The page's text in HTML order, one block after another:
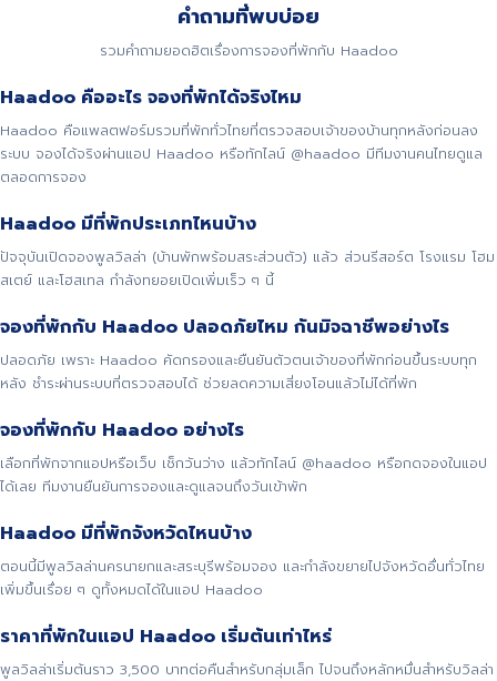
คำถามที่พบบ่อย
รวมคำถามยอดฮิตเรื่องการจองที่พักกับ Haadoo
Haadoo คืออะไร จองที่พักได้จริงไหม
Haadoo คือแพลตฟอร์มรวมที่พักทั่วไทยที่ตรวจสอบเจ้าของบ้านทุกหลังก่อนลง
ระบบ จองได้จริงผ่านแอป Haadoo หรือทักไลน์ @haadoo มีทีมงานคนไทยดูแล
ตลอดการจอง
Haadoo มีที่พักประเภทไหนบ้าง
ปัจจุบันเปิดจองพูลวิลล่า (บ้านพักพร้อมสระส่วนตัว) แล้ว ส่วนรีสอร์ต โรงแรม โฮม
สเตย์ และโฮสเทล กำลังทยอยเปิดเพิ่มเร็ว ๆ นี้
จองที่พักกับ Haadoo ปลอดภัยไหม กันมิจฉาชีพอย่างไร
ปลอดภัย เพราะ Haadoo คัดกรองและยืนยันตัวตนเจ้าของที่พักก่อนขึ้นระบบทุก
หลัง ชำระผ่านระบบที่ตรวจสอบได้ ช่วยลดความเสี่ยงโอนแล้วไม่ได้ที่พัก
จองที่พักกับ Haadoo อย่างไร
เลือกที่พักจากแอปหรือเว็บ เช็กวันว่าง แล้วทักไลน์ @haadoo หรือกดจองในแอป
ได้เลย ทีมงานยืนยันการจองและดูแลจนถึงวันเข้าพัก
Haadoo มีที่พักจังหวัดไหนบ้าง
ตอนนี้มีพูลวิลล่านครนายกและสระบุรีพร้อมจอง และกำลังขยายไปจังหวัดอื่นทั่วไทย
เพิ่มขึ้นเรื่อย ๆ ดูทั้งหมดได้ในแอป Haadoo
ราคาที่พักในแอป Haadoo เริ่มต้นเท่าไหร่
พูลวิลล่าเริ่มต้นราว 3,500 บาทต่อคืนสำหรับกลุ่มเล็ก ไปจนถึงหลักหมื่นสำหรับวิลล่า